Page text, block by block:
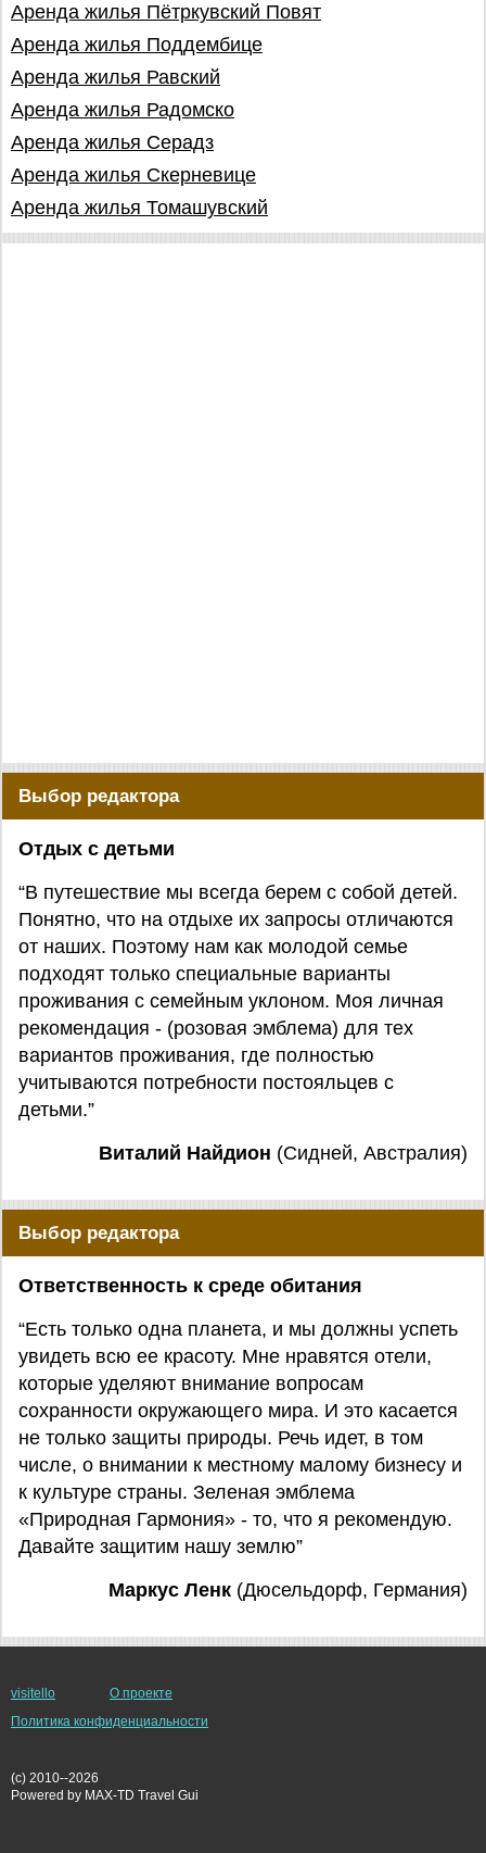
Аренда жилья Пётркувский Повят
Аренда жилья Поддембице
Аренда жилья Равский
Аренда жилья Радомско
Аренда жилья Серадз
Аренда жилья Скерневице
Аренда жилья Томашувский
Выбор редактора
Отдых с детьми
“В путешествие мы всегда берем с собой детей.
Понятно, что на отдыхе их запросы отличаются
от наших. Поэтому нам как молодой семье
подходят только специальные варианты
проживания с семейным уклоном. Моя личная
рекомендация - (розовая эмблема) для тех
вариантов проживания, где полностью
учитываются потребности постояльцев с
детьми.”
Виталий Найдион (Сидней, Австралия)
Выбор редактора
Ответственность к среде обитания
“Есть только одна планета, и мы должны успеть
увидеть всю ее красоту. Мне нравятся отели,
которые уделяют внимание вопросам
сохранности окружающего мира. И это касается
не только защиты природы. Речь идет, в том
числе, о внимании к местному малому бизнесу и
к культуре страны. Зеленая эмблема
«Природная Гармония» - то, что я рекомендую.
Давайте защитим нашу землю”
Маркус Ленк (Дюсельдорф, Германия)
visitello
О проекте
Политика конфиденциальности
(c) 2010--2026
Powered by MAX-TD Travel Gui